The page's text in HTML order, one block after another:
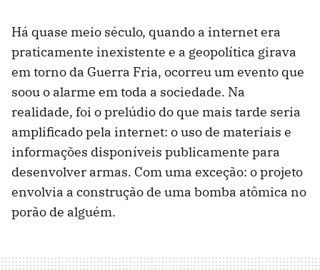
Há quase meio século, quando a internet era
praticamente inexistente e a geopolítica girava
em torno da Guerra Fria, ocorreu um evento que
soou o alarme em toda a sociedade. Na
realidade, foi o prelúdio do que mais tarde seria
amplificado pela internet: o uso de materiais e
informações disponíveis publicamente para
desenvolver armas. Com uma exceção: o projeto
envolvia a construção de uma bomba atômica no
porão de alguém.